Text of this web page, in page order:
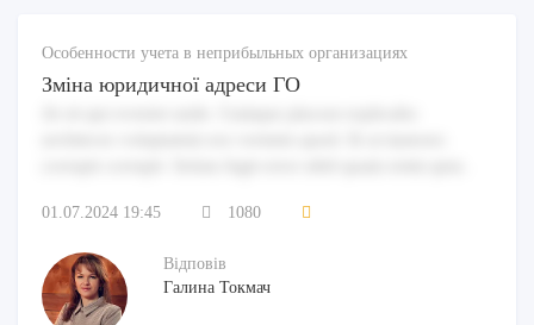
Особенности учета в неприбыльных организациях
Зміна юридичної адреси ГО
01.07.2024 19:45 1080
Відповів
Галина Токмач